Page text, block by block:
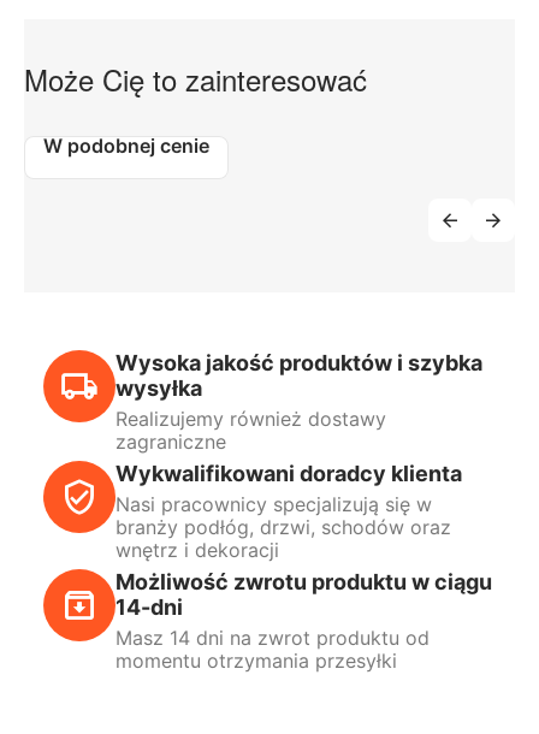
Może Cię to zainteresować
W podobnej cenie
Wysoka jakość produktów i szybka
wysyłka
Realizujemy również dostawy
zagraniczne
Wykwalifikowani doradcy klienta
Nasi pracownicy specjalizują się w
branży podłóg, drzwi, schodów oraz
wnętrz i dekoracji
Możliwość zwrotu produktu w ciągu
14-dni
Masz 14 dni na zwrot produktu od
momentu otrzymania przesyłki